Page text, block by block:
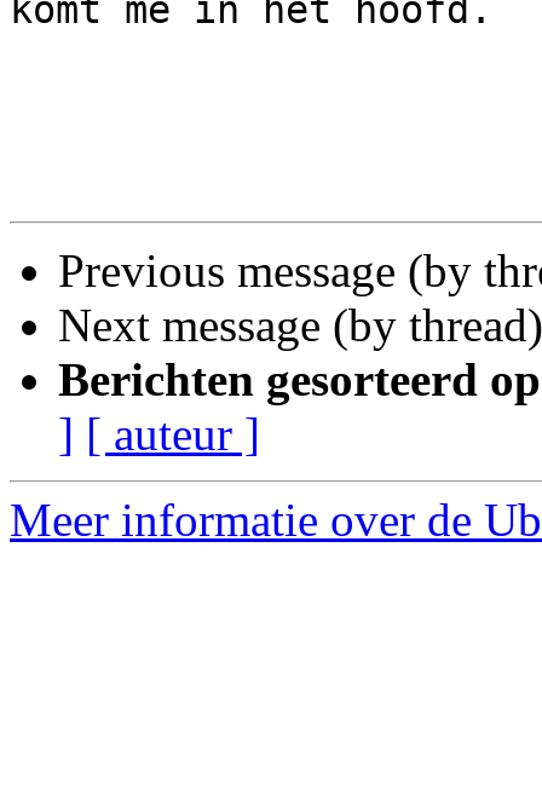
komt me in het hoofd.
Previous message (by
Next message (by
Berichten gesorteerd
] [ auteur ]
Meer informatie over de